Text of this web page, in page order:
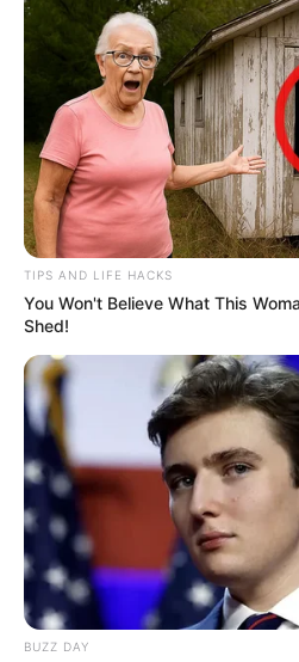
TIPS AND LIFE HACKS
You Won't Believe What This
Shed!
BUZZ DAY